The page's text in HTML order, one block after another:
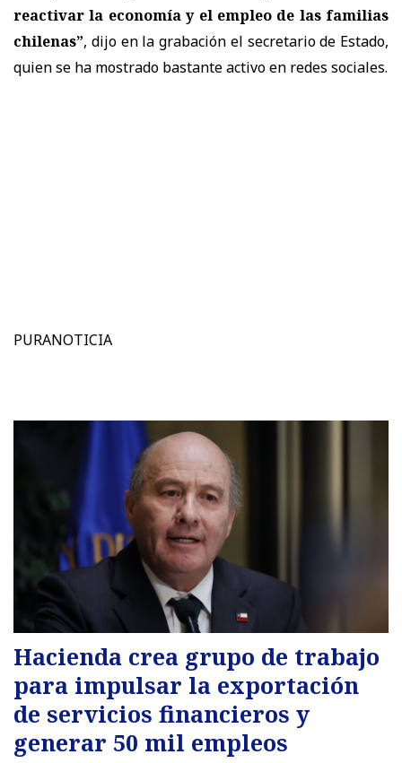
reactivar la economía y el empleo de las familias
chilenas”, dijo en la grabación el secretario de Estado,
quien se ha mostrado bastante activo en redes sociales.
PURANOTICIA
Hacienda crea grupo de trabajo
para impulsar la exportación
de servicios financieros y
generar 50 mil empleos